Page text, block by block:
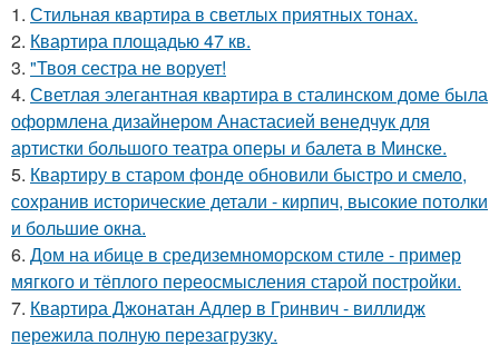
1. Стильная квартира в светлых приятных тонах.
2. Квартира площадью 47 кв.
3. "Твоя сестра не ворует!
4. Светлая элегантная квартира в сталинском доме была
оформлена дизайнером Анастасией венедчук для
артистки большого театра оперы и балета в Минске.
5. Квартиру в старом фонде обновили быстро и смело,
сохранив исторические детали - кирпич, высокие потолки
и большие окна.
6. Дом на ибице в средиземноморском стиле - пример
мягкого и тёплого переосмысления старой постройки.
7. Квартира Джонатан Адлер в Гринвич - виллидж
пережила полную перезагрузку.